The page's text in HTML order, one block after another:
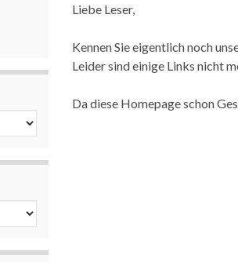
Liebe Leser,
Kennen Sie eigentlich noch
Leider sind einige Links nicht
Da diese Homepage schon